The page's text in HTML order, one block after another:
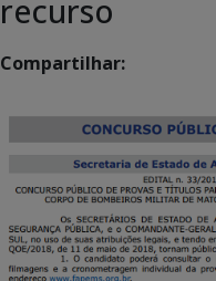
recurso
Compartilhar: